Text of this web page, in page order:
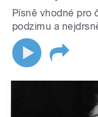
Písně vhodné pro
podzimu a